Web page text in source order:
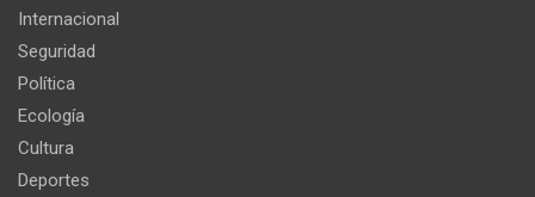
Internacional
Seguridad
Política
Ecología
Cultura
Deportes